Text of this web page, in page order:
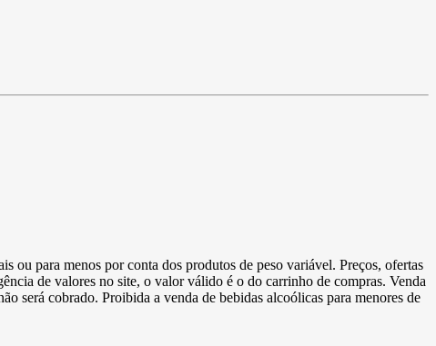
ou para menos por conta dos produtos de peso variável. Preços, ofertas
de valores no site, o valor válido é o do carrinho de compras. Venda
será cobrado. Proibida a venda de bebidas alcoólicas para menores de